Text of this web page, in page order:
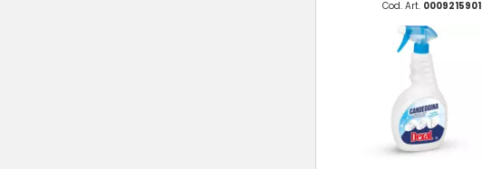
Cod. Art. 0009215901